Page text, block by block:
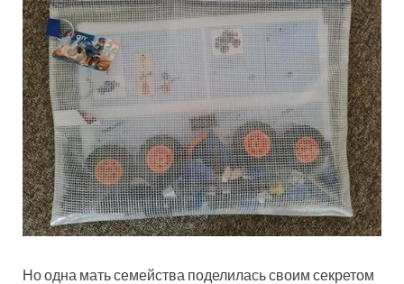
Но одна мать семейства поделилась своим секретом